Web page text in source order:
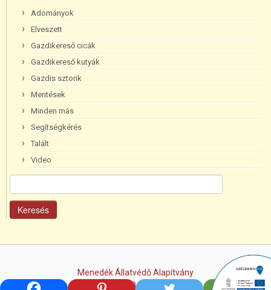
Adományok
Elveszett
Gazdikereső cicák
Gazdikereső kutyák
Gazdis sztorik
Mentések
Minden más
Segítségkérés
Talált
Video
Menedék Állatvédő Alapítvány
+36/70-365-8096